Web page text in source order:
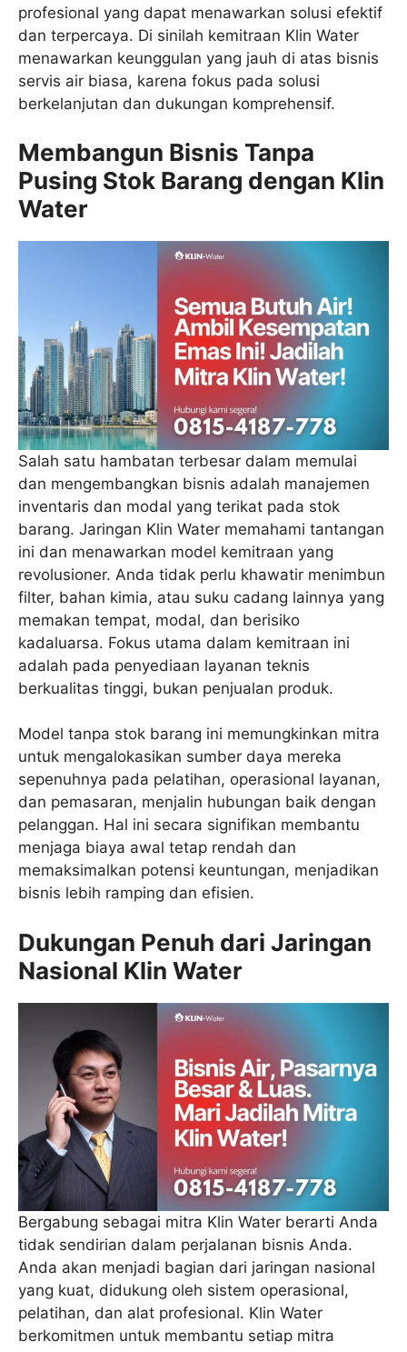
profesional yang dapat menawarkan solusi efektif
dan terpercaya. Di sinilah kemitraan Klin Water
menawarkan keunggulan yang jauh di atas bisnis
servis air biasa, karena fokus pada solusi
berkelanjutan dan dukungan komprehensif.
Membangun Bisnis Tanpa
Pusing Stok Barang dengan Klin
Water
Salah satu hambatan terbesar dalam memulai
dan mengembangkan bisnis adalah manajemen
inventaris dan modal yang terikat pada stok
barang. Jaringan Klin Water memahami tantangan
ini dan menawarkan model kemitraan yang
revolusioner. Anda tidak perlu khawatir menimbun
filter, bahan kimia, atau suku cadang lainnya yang
memakan tempat, modal, dan berisiko
kadaluarsa. Fokus utama dalam kemitraan ini
adalah pada penyediaan layanan teknis
berkualitas tinggi, bukan penjualan produk.
Model tanpa stok barang ini memungkinkan mitra
untuk mengalokasikan sumber daya mereka
sepenuhnya pada pelatihan, operasional layanan,
dan pemasaran, menjalin hubungan baik dengan
pelanggan. Hal ini secara signifikan membantu
menjaga biaya awal tetap rendah dan
memaksimalkan potensi keuntungan, menjadikan
bisnis lebih ramping dan efisien.
Dukungan Penuh dari Jaringan
Nasional Klin Water
Bergabung sebagai mitra Klin Water berarti Anda
tidak sendirian dalam perjalanan bisnis Anda.
Anda akan menjadi bagian dari jaringan nasional
yang kuat, didukung oleh sistem operasional,
pelatihan, dan alat profesional. Klin Water
berkomitmen untuk membantu setiap mitra